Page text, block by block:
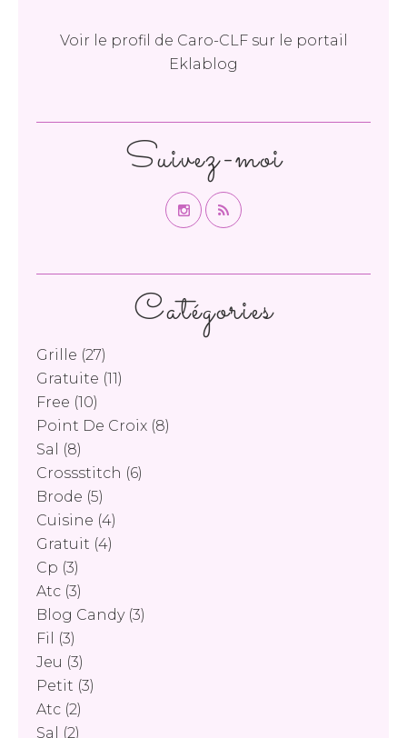
Catégories
Grille (27)
Gratuite (11)
Free (10)
Point De Croix (8)
Sal
(8)
Crossstitch (6)
Brode (5)
Cuisine (4)
Gratuit (4)
Cp (3)
Atc (3)
Blog Candy(3)
Fil
(3)
Jeu (3)
Petit (3)
Atc (2)
Sal
(2)
Suivez-moi
Voir le profil de Caro-CLFsur le portail
Eklablog